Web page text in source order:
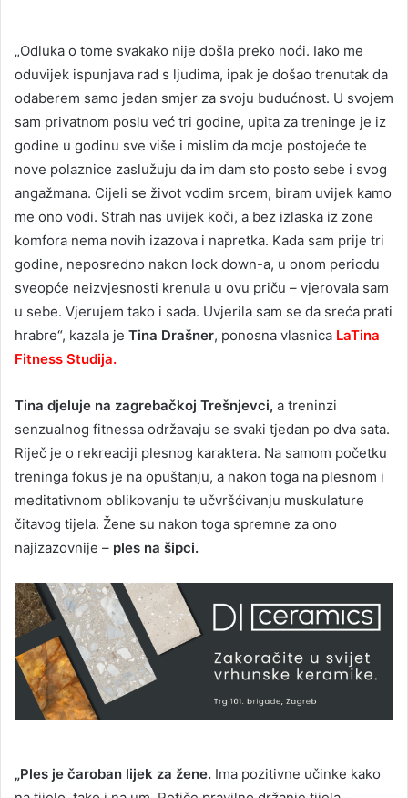
„Odluka o tome svakako nije došla preko noći. Iako me
oduvijek ispunjava rad s ljudima, ipak je došao trenutak da
odaberem samo jedan smjer za svoju budućnost. U svojem
sam privatnom poslu već tri godine, upita za treninge je iz
godine u godinu sve više i mislim da moje postojeće te
nove polaznice zaslužuju da im dam sto posto sebe i svog
angažmana. Cijeli se život vodim srcem, biram uvijek kamo
me ono vodi. Strah nas uvijek koči, a bez izlaska iz zone
komfora nema novih izazova i napretka. Kada sam prije tri
godine, neposredno nakon lock down-a, u onom periodu
sveopće neizvjesnosti krenula u ovu priču – vjerovala sam
u sebe. Vjerujem tako i sada. Uvjerila sam se da sreća prati
hrabre“, kazala je Tina Drašner, ponosna vlasnica LaTina
Fitness Studija.
Tina djeluje na zagrebačkoj Trešnjevci, a treninzi
senzualnog fitnessa održavaju se svaki tjedan po dva sata.
Riječ je o rekreaciji plesnog karaktera. Na samom početku
treninga fokus je na opuštanju, a nakon toga na plesnom i
meditativnom oblikovanju te učvršćivanju muskulature
čitavog tijela. Žene su nakon toga spremne za ono
najizazovnije – ples na šipci.
„Ples je čaroban lijek za žene. Ima pozitivne učinke kako